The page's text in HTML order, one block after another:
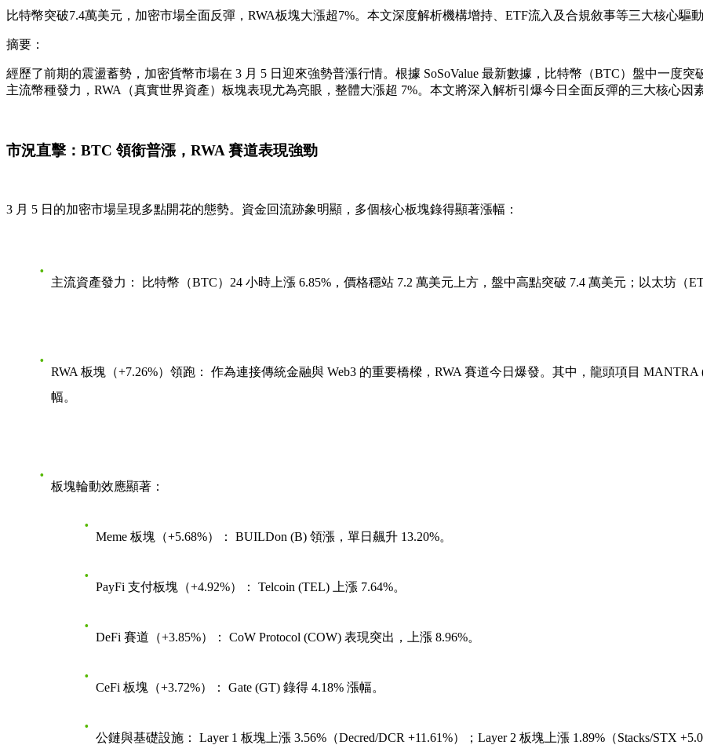
比特幣突破7.4萬美元，加密市場全面反彈，RWA板塊大漲超7%。本文深度解析機構增持、ETF流入及合規敘事等三大核心驅動
摘要：
經歷了前期的震盪蓄勢，加密貨幣市場在 3 月 5 日迎來強勢普漲行情。根據 SoSoValue 最新數據，比特幣（BTC）盤中一度
主流幣種發力，RWA（真實世界資產）板塊表現尤為亮眼，整體大漲超 7%。本文將深入解析引爆今日全面反彈的三大核心因素
市況直擊：BTC 領銜普漲，RWA 賽道表現強勁
3 月 5 日的加密市場呈現多點開花的態勢。資金回流跡象明顯，多個核心板塊錄得顯著漲幅：
主流資產發力： 比特幣（BTC）24 小時上漲 6.85%，價格穩站 7.2 萬美元上方，盤中高點突破 7.4 萬美元；以太坊（
RWA 板塊（+7.26%）領跑： 作為連接傳統金融與 Web3 的重要橋樑，RWA 賽道今日爆發。其中，龍頭項目 MANTRA
幅。
板塊輪動效應顯著：
Meme 板塊（+5.68%）： BUILDon (B) 領漲，單日飆升 13.20%。
PayFi 支付板塊（+4.92%）： Telcoin (TEL) 上漲 7.64%。
DeFi 賽道（+3.85%）： CoW Protocol (COW) 表現突出，上漲 8.96%。
CeFi 板塊（+3.72%）： Gate (GT) 錄得 4.18% 漲幅。
公鏈與基礎設施： Layer 1 板塊上漲 3.56%（Decred/DCR +11.61%）；Layer 2 板塊上漲 1.89%（Stacks/STX